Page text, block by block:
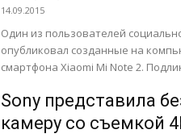
14.09.2015
Один из пользователей
опубликовал созданные на
смартфона Xiaomi Mi Note 2.
Sony представила
камеру со съемкой